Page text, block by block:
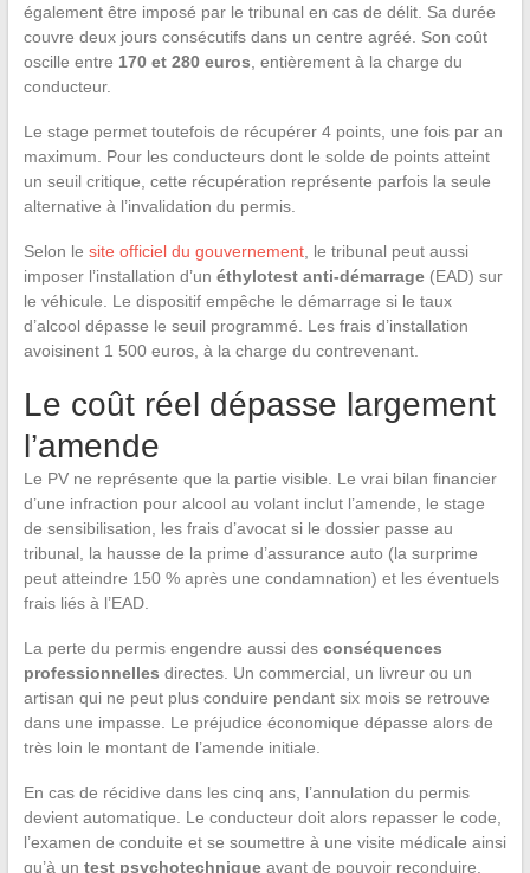
également être imposé par le tribunal en cas de délit. Sa durée
couvre deux jours consécutifs dans un centre agréé. Son coût
oscille entre 170 et 280 euros , entièrement à la charge du
conducteur.
Le stage permet toutefois de récupérer 4 points, une fois par an
maximum. Pour les conducteurs dont le solde de points atteint
un seuil critique, cette récupération représente parfois la seule
alternative à l’invalidation du permis.
Selon le site officiel du gouvernement, le tribunal peut aussi
imposer l’installation d’un éthylotest anti-démarrage(EAD) sur
le véhicule. Le dispositif empêche le démarrage si le taux
d’alcool dépasse le seuil programmé. Les frais d’installation
avoisinent 1 500 euros, à la charge du contrevenant.
Le coût réel dépasse largement
l’amende
Le PV ne représente que la partie visible. Le vrai bilan financier
d’une infraction pour alcool au volant inclut l’amende, le stage
de sensibilisation, les frais d’avocat si le dossier passe au
tribunal, la hausse de la prime d’assurance auto (la surprime
peut atteindre 150 % après une condamnation) et les éventuels
frais liés à l’EAD.
La perte du permis engendre aussi des conséquences
professionnelles directes. Un commercial, un livreur ou un
artisan qui ne peut plus conduire pendant six mois se retrouve
dans une impasse. Le préjudice économique dépasse alors de
très loin le montant de l’amende initiale.
En cas de récidive dans les cinq ans, l’annulation du permis
devient automatique. Le conducteur doit alors repasser le code,
l’examen de conduite et se soumettre à une visite médicale ainsi
qu’à un test psychotechniqueavant de pouvoir reconduire.